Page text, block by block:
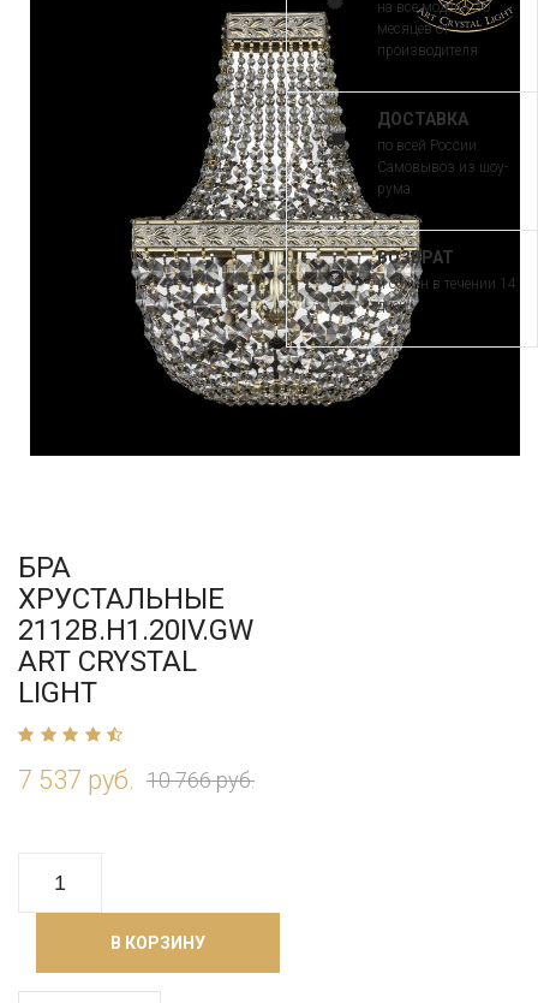
БРА
ХРУСТАЛЬНЫЕ
2112B.H1.20IV.GW
ART CRYSTAL
LIGHT
7 537 руб. 10 766 руб.
В КОРЗИНУ
на все модели 30
месяцев от
производителя
ДОСТАВКА
по всей России.
Самовывоз из шоу-
рума
ВОЗВРАТ
и обмен в течении 14
дней